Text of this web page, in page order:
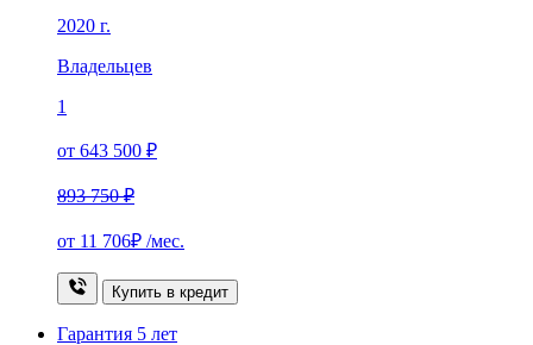
2020 г.
Владельцев
1
от 643 500 ₽
893 750 ₽
от 11 706₽ /мес.
Купить в кредит
Гарантия 5 лет